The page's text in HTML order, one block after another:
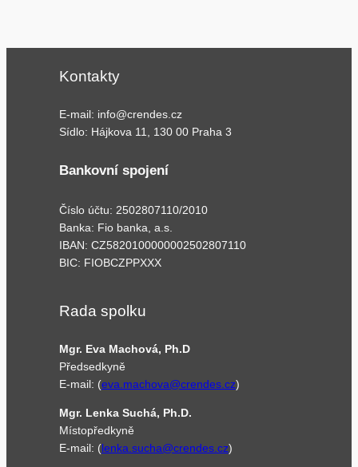
Kontakty
E-mail: info@crendes.cz
Sídlo: Hájkova 11, 130 00 Praha 3
Bankovní spojení
Číslo účtu: 2502807110/2010
Banka: Fio banka, a.s.
IBAN: CZ5820100000002502807110
BIC: FIOBCZPPXXX
Rada spolku
Mgr. Eva Machová, Ph.D
Předsedkyně
E-mail: (eva.machova@crendes.cz)
Mgr. Lenka Suchá, Ph.D.
Místopředkyně
E-mail: (lenka.sucha@crendes.cz)